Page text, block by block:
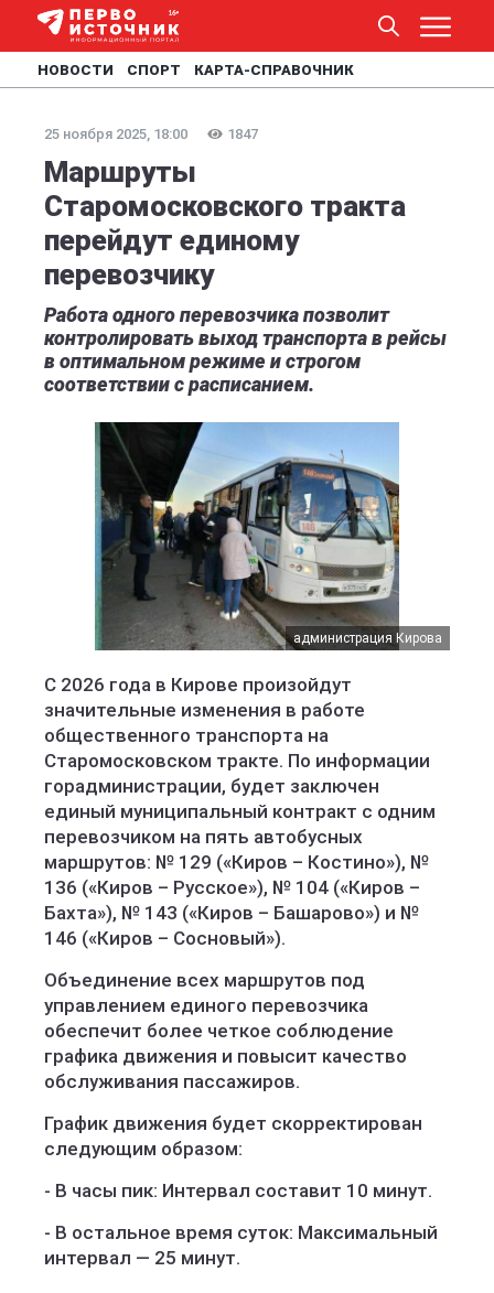
НОВОСТИ СПОРТ КАРТА-СПРАВОЧНИК
25 ноября 2025, 18:00 1847
Маршруты
Старомосковского тракта
перейдут единому
перевозчику
Работа одного перевозчика позволит
контролировать выход транспорта в рейсы
в оптимальном режиме и строгом
соответствии с расписанием.
администрация Кирова
С 2026 года в Кирове произойдут
значительные изменения в работе
общественного транспорта на
Старомосковском тракте. По информации
горадминистрации, будет заключен
единый муниципальный контракт с одним
перевозчиком на пять автобусных
маршрутов: № 129 («Киров – Костино»), №
136 («Киров – Русское»), № 104 («Киров –
Бахта»), № 143 («Киров – Башарово») и №
146 («Киров – Сосновый»).
Объединение всех маршрутов под
управлением единого перевозчика
обеспечит более четкое соблюдение
графика движения и повысит качество
обслуживания пассажиров.
График движения будет скорректирован
следующим образом:
- В часы пик: Интервал составит 10 минут.
- В остальное время суток: Максимальный
интервал — 25 минут.